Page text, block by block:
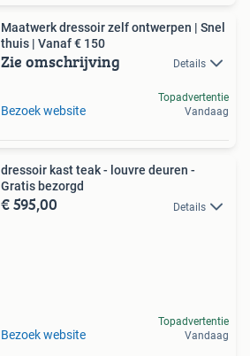
Maatwerk dressoir zelf ontwerpen | Snel
thuis | Vanaf € 150
Zie omschrijving Details
Bezoek website
Topadvertentie
Vandaag
dressoir kast teak - louvre deuren -
Gratis bezorgd
€ 595,00 Details
Bezoek website
Topadvertentie
Vandaag